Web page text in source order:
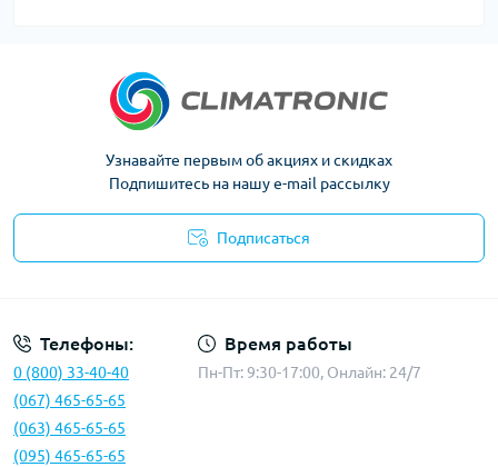
Узнавайте первым об акциях и скидках
Подпишитесь на нашу e-mail рассылку
Подписаться
Телефоны:
0 (800) 33-40-40
(067) 465-65-65
(063) 465-65-65
(095) 465-65-65
Время работы
Пн-Пт: 9:30-17:00, Онлайн: 24/7